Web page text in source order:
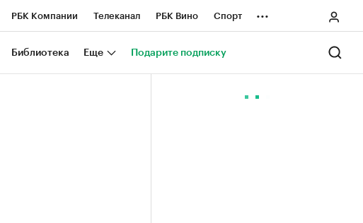
РБК Компании Телеканал РБК Вино Спорт
Национальные проекты Город
...
Библиотека Еще Подарите подписку